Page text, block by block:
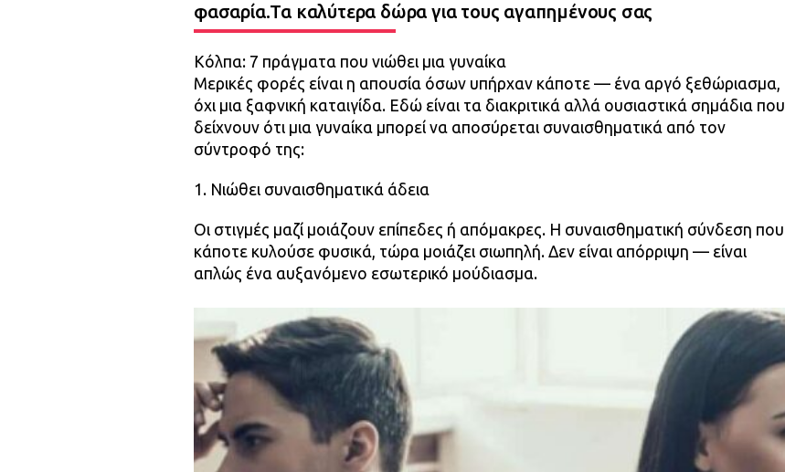
φασαρία.Τα καλύτερα δώρα για τους αγαπημένους σας
Κόλπα: 7 πράγματα που νιώθει μια γυναίκα
Μερικές φορές είναι η απουσία όσων υπήρχαν κάποτε — ένα αργό ξεθώριασμα,
όχι μια ξαφνική καταιγίδα. Εδώ είναι τα διακριτικά αλλά ουσιαστικά σημάδια που
δείχνουν ότι μια γυναίκα μπορεί να αποσύρεται συναισθηματικά από τον
σύντροφό της:
1. Νιώθει συναισθηματικά άδεια
Οι στιγμές μαζί μοιάζουν επίπεδες ή απόμακρες. Η συναισθηματική σύνδεση που
κάποτε κυλούσε φυσικά, τώρα μοιάζει σιωπηλή. Δεν είναι απόρριψη — είναι
απλώς ένα αυξανόμενο εσωτερικό μούδιασμα.